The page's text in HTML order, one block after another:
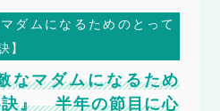
マダムになるためのとって
】
マダムになるため
訣』 半年の節目に心